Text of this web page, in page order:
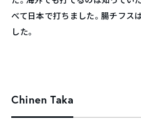
べて日本で打ちました。腸チフス
した。
Chinen Taka